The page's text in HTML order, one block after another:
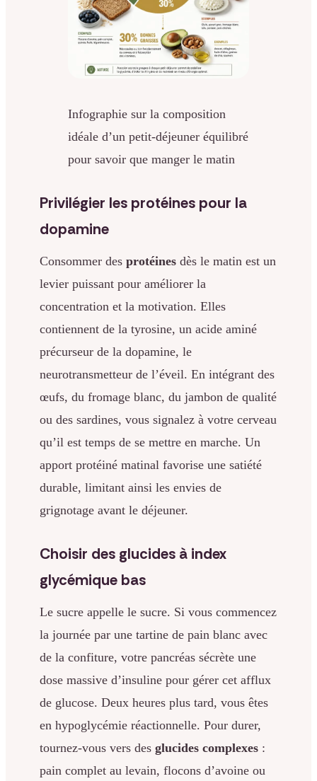
Infographie sur la composition
idéale d’un petit-déjeuner équilibré
pour savoir que manger le matin
Privilégier les protéines pour la
dopamine
Consommer des protéines dès le matin est un
levier puissant pour améliorer la
concentration et la motivation. Elles
contiennent de la tyrosine, un acide aminé
précurseur de la dopamine, le
neurotransmetteur de l’éveil. En intégrant des
œufs, du fromage blanc, du jambon de qualité
ou des sardines, vous signalez à votre cerveau
qu’il est temps de se mettre en marche. Un
apport protéiné matinal favorise une satiété
durable, limitant ainsi les envies de
grignotage avant le déjeuner.
Choisir des glucides à index
glycémique bas
Le sucre appelle le sucre. Si vous commencez
la journée par une tartine de pain blanc avec
de la confiture, votre pancréas sécrète une
dose massive d’insuline pour gérer cet afflux
de glucose. Deux heures plus tard, vous êtes
en hypoglycémie réactionnelle. Pour durer,
tournez-vous vers des glucides complexes :
pain complet au levain, flocons d’avoine ou